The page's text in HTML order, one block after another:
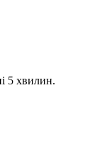
5 хвилин.